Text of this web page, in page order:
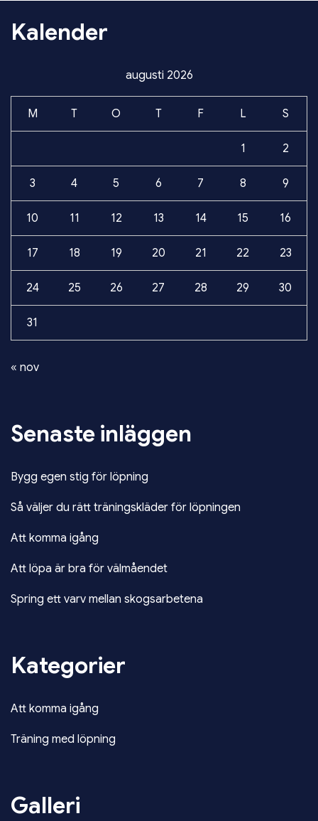
Kalender
augusti 2026
M T O T F L S
1 2
3 4 5 6 7 8 9
10 11 12 13 14 15 16
17 18 19 20 21 22 23
24 25 26 27 28 29 30
31
« nov
Senaste inläggen
Bygg egen stig för löpning
Så väljer du rätt träningskläder för löpningen
Att komma igång
Att löpa är bra för välmåendet
Spring ett varv mellan skogsarbetena
Kategorier
Att komma igång
Träning med löpning
Galleri